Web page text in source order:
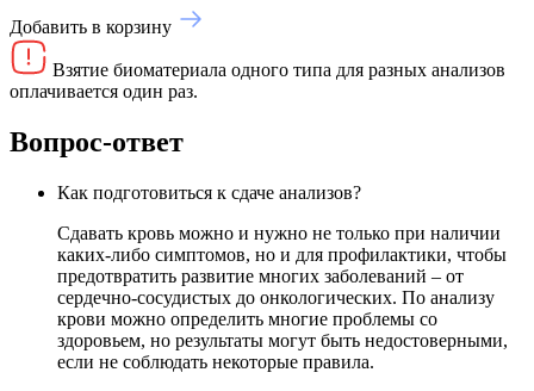
Добавить в корзину
Взятие биоматериала одного типа для разных анализов
оплачивается один раз.
Вопрос-ответ
Как подготовиться к сдаче анализов?
Сдавать кровь можно и нужно не только при наличии
каких-либо симптомов, но и для профилактики, чтобы
предотвратить развитие многих заболеваний – от
сердечно-сосудистых до онкологических. По анализу
крови можно определить многие проблемы со
здоровьем, но результаты могут быть недостоверными,
если не соблюдать некоторые правила.